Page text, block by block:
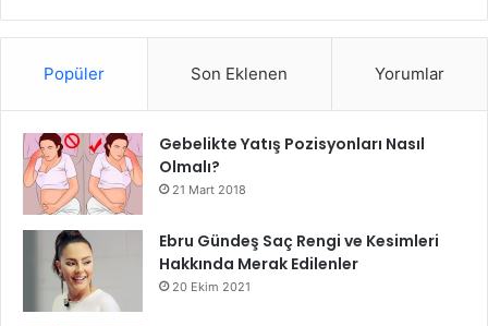
Popüler Son Eklenen Yorumlar
Gebelikte Yatış Pozisyonları Nasıl
Olmalı?
21 Mart 2018
Ebru Gündeş Saç Rengi ve Kesimleri
Hakkında Merak Edilenler
20 Ekim 2021